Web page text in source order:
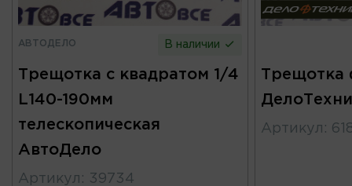
АВТОДЕЛО В наличии
Трещотка с квадратом 1/4
L140-190мм
телескопическая
АвтоДело
Артикул : 39734
Трещотка
Артикул :